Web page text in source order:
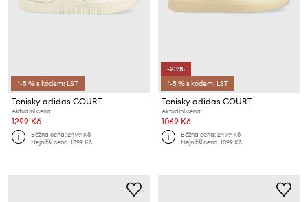
*-5 % s kódem: LST
Tenisky adidas COURT
Aktuální cena:
1299 Kč
Běžná cena:2499 Kč
Nejnižší cena:1399 Kč
-23%
*-5 % s kódem: LST
Tenisky adidas COURT
Aktuální cena:
1069 Kč
Běžná cena:2499 Kč
Nejnižší cena:1399 Kč